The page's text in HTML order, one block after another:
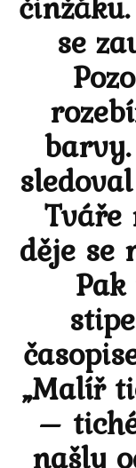
se
děje se
„Malíř
–
našly